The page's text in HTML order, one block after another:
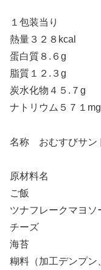
１包装当り
熱量３２８kcal
蛋白質８.６g
脂質１２.３g
炭水化物４５.７g
ナトリウム５７１mg
名称 おむすびサン
原材料名
ご飯
ツナフレークマヨソ
チーズ
海苔
糊料（加工デンプン